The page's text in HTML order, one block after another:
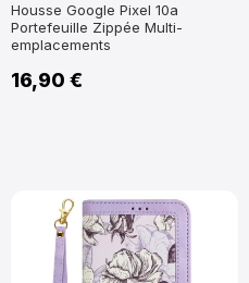
Housse Google Pixel 10a
Portefeuille Zippée Multi-
emplacements
16,90 €